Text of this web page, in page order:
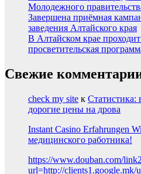
Молодежного
Завершена приёмная
заведения Алтайского края
В Алтайском крае
просветительская
Свежие
check my site к Статистика:
дорогие цены на дрова
Instant Casino Erfahrungen
медицинского работника!
https://www.douban.com/
url=http://clients1.google.mk/